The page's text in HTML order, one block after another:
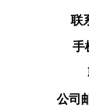
联
手
公司